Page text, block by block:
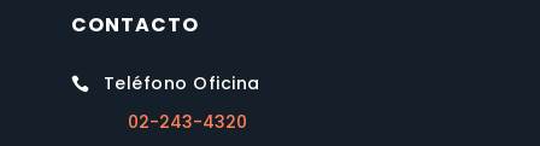
CONTACTO

Teléfono Oficina
02-243-4320